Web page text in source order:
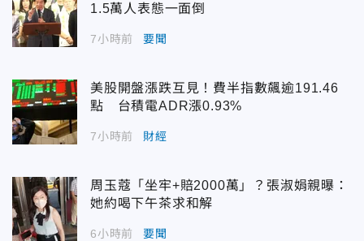
1.5萬人表態一面倒
7小時前 要聞
美股開盤漲跌互見！費半指數飆逾191.46
點 台積電ADR漲0.93%
7小時前 財經
周玉蔻「坐牢+賠2000萬」？張淑娟親曝：
她約喝下午茶求和解
6小時前 要聞